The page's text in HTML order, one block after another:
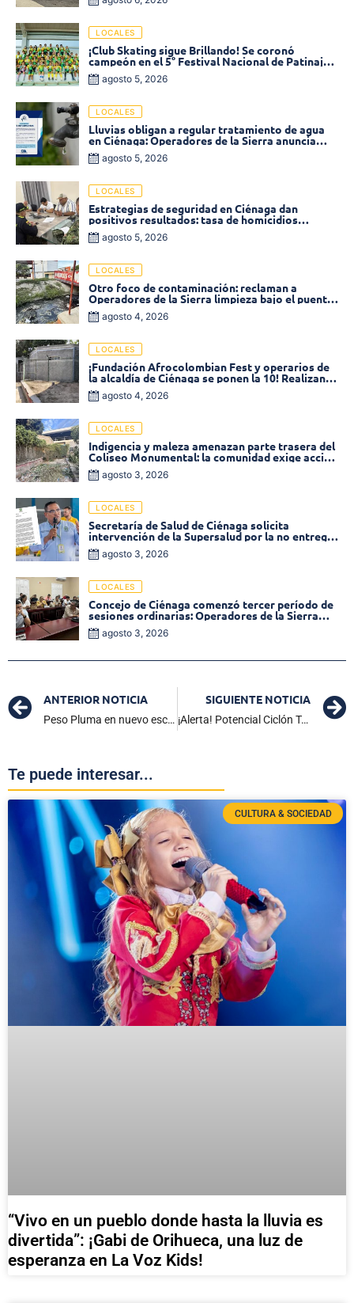
LOCALES
¡Club Skating sigue Brillando! Se coronó
campeón en el 5° Festival Nacional de Patinaje
«Soledad sobre Ruedas»
agosto 5, 2026
LOCALES
Lluvias obligan a regular tratamiento de agua
en Ciénaga: Operadores de la Sierra anuncia
baja presión en varios sectores
agosto 5, 2026
LOCALES
Estrategias de seguridad en Ciénaga dan
positivos resultados: tasa de homicidios
disminuyó un 58% en 2026
agosto 5, 2026
LOCALES
Otro foco de contaminación: reclaman a
Operadores de la Sierra limpieza bajo el puente
de la calle 19 con carrera 11
agosto 4, 2026
LOCALES
¡Fundación Afrocolombian Fest y operarios de
la alcaldía de Ciénaga se ponen la 10! Realizan
limpieza de la parte posterior del Coliseo
Monumental
agosto 4, 2026
LOCALES
Indigencia y maleza amenazan parte trasera del
Coliseo Monumental: la comunidad exige acción
inmediata!
agosto 3, 2026
LOCALES
Secretaría de Salud de Ciénaga solicita
intervención de la Supersalud por la no entrega
de medicamentos en las EPS
agosto 3, 2026
LOCALES
Concejo de Ciénaga comenzó tercer período de
sesiones ordinarias: Operadores de la Sierra
tema central de la plenaria
agosto 3, 2026
ANTERIOR NOTICIA
Peso Pluma en nuevo escándalo por presunta infidelidad
SIGUIENTE NOTICIA
¡Alerta! Potencial Ciclón Tropical 9 se fortalece en el mar Caribe
Te puede interesar...
CULTURA & SOCIEDAD
“Vivo en un pueblo donde hasta la lluvia es
divertida”: ¡Gabi de Orihueca, una luz de
esperanza en La Voz Kids!